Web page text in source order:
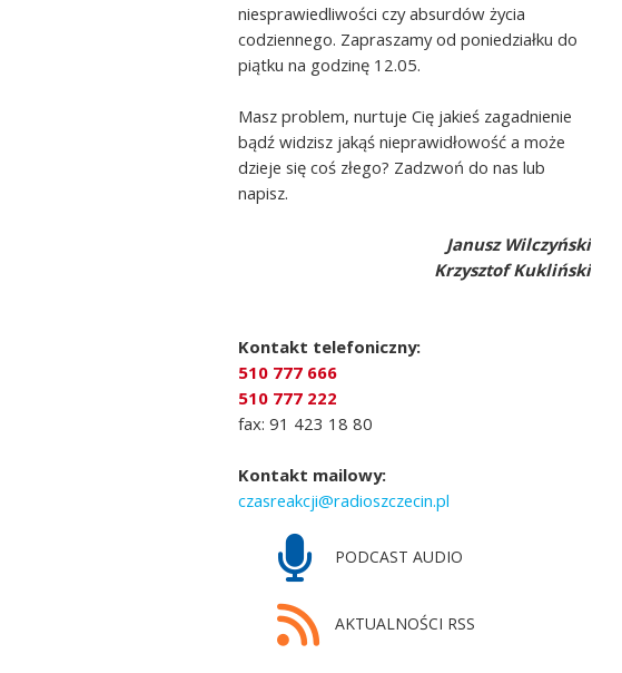
niesprawiedliwości czy absurdów życia
codziennego. Zapraszamy od poniedziałku do
piątku na godzinę 12.05.
Masz problem, nurtuje Cię jakieś zagadnienie
bądź widzisz jakąś nieprawidłowość a może
dzieje się coś złego? Zadzwoń do nas lub
napisz.
Janusz Wilczyński
Krzysztof Kukliński
Kontakt telefoniczny:
510 777 666
510 777 222
fax: 91 423 18 80
Kontakt mailowy:
czasreakcji@radioszczecin.pl
PODCAST AUDIO
AKTUALNOŚCI RSS